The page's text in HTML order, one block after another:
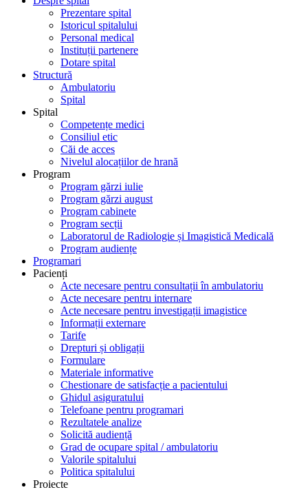
Prezentare spital
Istoricul spitalului
Personal medical
Instituții partenere
Dotare spital
Structură
Ambulatoriu
Spital
Spital
Competențe medici
Consiliul etic
Căi de acces
Nivelul alocațiilor de hrană
Program
Program gărzi iulie
Program gărzi august
Program cabinete
Program secții
Laboratorul de Radiologie și Imagistică Medicală
Program audiențe
Programari
Pacienți
Acte necesare pentru consultații în ambulatoriu
Acte necesare pentru internare
Acte necesare pentru investigații imagistice
Informații externare
Tarife
Drepturi și obligații
Formulare
Materiale informative
Chestionare de satisfacție a pacientului
Ghidul asiguratului
Telefoane pentru programari
Rezultatele analize
Solicită audiență
Grad de ocupare spital / ambulatoriu
Valorile spitalului
Politica spitalului
Proiecte